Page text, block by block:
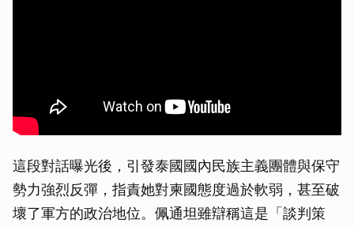
這段對話曝光後，引發泰國國內民族主義團體與保守
勢力強烈反彈，指責她對柬國態度過於軟弱，甚至破
壞了軍方的政治地位。佩通坦雖辯稱這是「談判策